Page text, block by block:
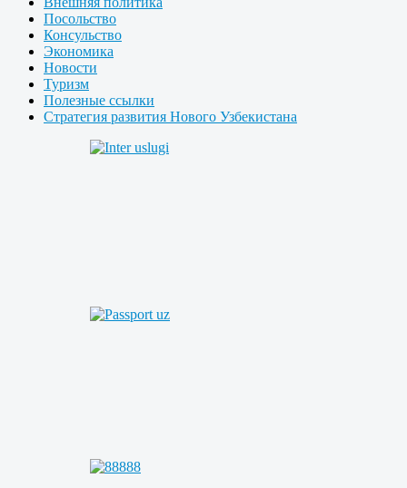
Посольство
Консульство
Экономика
Новости
Туризм
Полезные ссылки
Стратегия развития Нового Узбекистана